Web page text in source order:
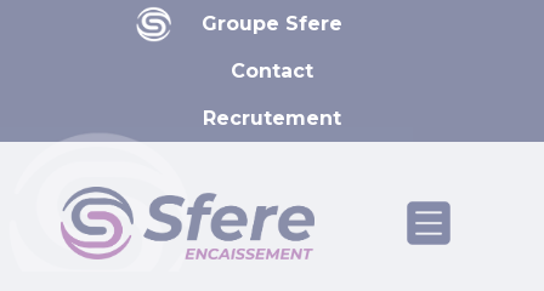
Groupe Sfere
Contact
Recrutement
Panneau de gestion des cookies